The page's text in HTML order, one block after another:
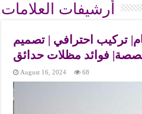
أرشيفات العلامات
تركيب احترافي | تصميم
فوائد مظلات حدائق
August 16, 2024 68